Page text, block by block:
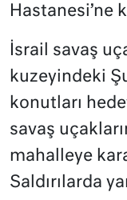
Hastanesi’ne
İsrail savaş
kuzeyindeki
konutları
savaş
mahalleye
Saldırılarda